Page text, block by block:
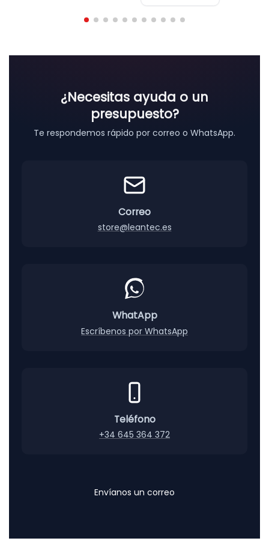
o
c
i
o
s
e
s
d
e
0
€
h
a
t
€
¿Necesitas ayuda o un
presupuesto?
Te respondemos rápido por correo o WhatsApp.
Correo
store@leantec.es
WhatApp
Escríbenos por WhatsApp
Teléfono
+34 645 364 372
Envíanos un correo